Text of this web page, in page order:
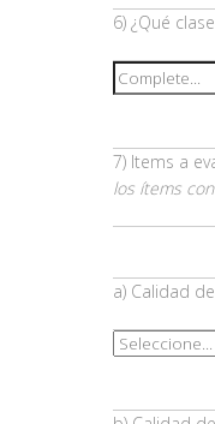
6) ¿Qué
7) Items a
los ítems
a) Calidad